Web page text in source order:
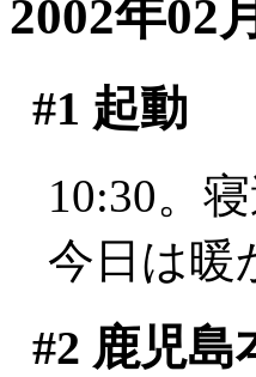
2002年02
#1 起動
10:30。
今日は暖
#2 鹿児島